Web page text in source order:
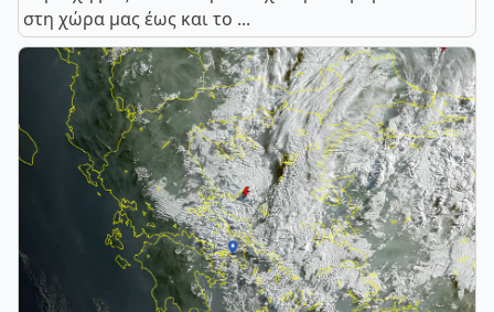
στη χώρα μας έως και το ...